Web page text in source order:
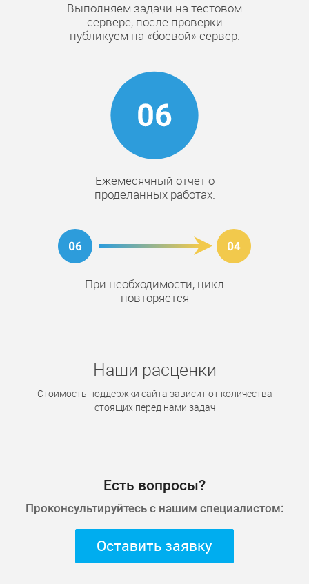
Выполняем задачи на тестовом
сервере, после проверки
публикуем на «боевой» сервер.
Ежемесячный отчет о
проделанных работах.
При необходимости, цикл
повторяется
Наши расценки
Стоимость поддержки сайта зависит от количества
стоящих перед нами задач
Есть вопросы?
Проконсультируйтесь с нашим специалистом:
Оставить заявку